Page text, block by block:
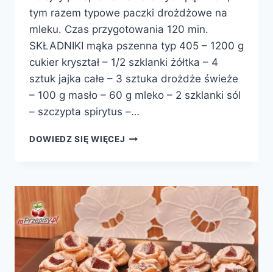
tym razem typowe paczki drożdżowe na
mleku. Czas przygotowania 120 min.
SKŁADNIKI mąka pszenna typ 405 – 1200 g
cukier kryształ – 1/2 szklanki żółtka – 4
sztuk jajka całe – 3 sztuka drożdże świeże
– 100 g masło – 60 g mleko – 2 szklanki sól
– szczypta spirytus –…
DOWIEDZ SIĘ WIĘCEJ PĄCZKI